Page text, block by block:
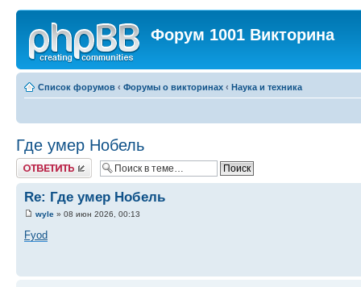
Форум 1001 Викторина
Список форумов ‹ Форумы о викторинах ‹ Наука и техника
Где умер Нобель
Ответить
Re: Где умер Нобель
wyle » 08 июн 2026, 00:13
Fyod